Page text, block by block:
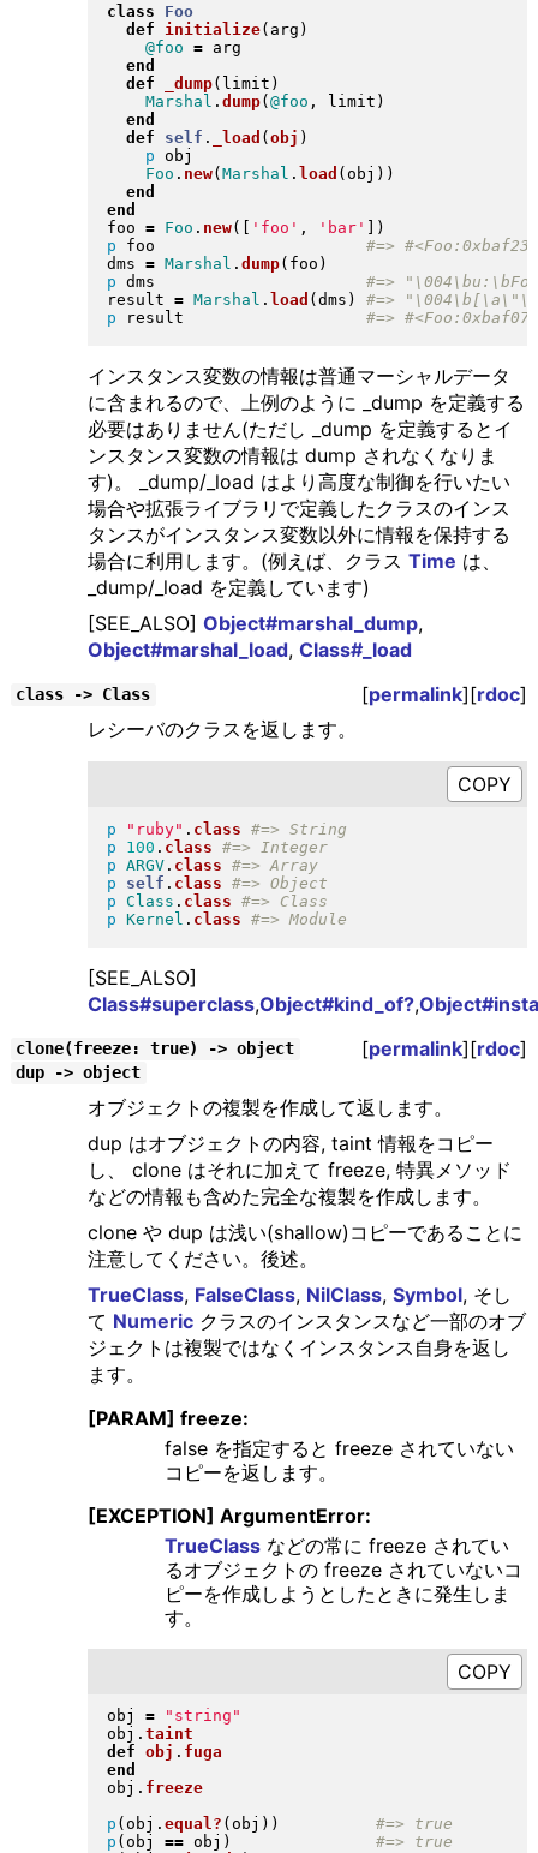
class
Foo
def
initialize( arg )
@foo = arg
end
def
_dump( limit )
Marshal . dump(@foo , limit )
end
def
self . _load (obj )
p obj
Foo . new(Marshal . load ( obj ) )
end
end
foo = Foo . new( [ 'foo' , 'bar' ] )
p foo
dms = Marshal . dump( foo )
p dms
result = Marshal . load (dms )
p result
インスタンス変数の情報は普通マーシャルデータ
に含まれるので、上例のように _dump を定義する
必要はありません(ただし _dump を定義するとイ
ンスタンス変数の情報は dump されなくなりま
す)。 _dump/_load はより高度な制御を行いたい
場合や拡張ライブラリで定義したクラスのインス
タンスがインスタンス変数以外に情報を保持する
場合に利用します。(例えば、クラス Time は、
_dump/_load を定義しています)
[SEE_ALSO] Object#marshal_dump,
Object#marshal_load, Class#_load
class -> Class [permalink][rdoc]
レシーバのクラスを返します。
p " ruby" . class
p
100 . class
#=> Integer
p ARGV. class
#=> Array
p
self . class
p Class . class
p Kernel . class
[SEE_ALSO]
Class#superclass,Object#kind_of?,
clone(freeze: true) -> object [permalink][rdoc]
dup -> object
オブジェクトの複製を作成して返します。
dup はオブジェクトの内容, taint 情報をコピー
し、 clone はそれに加えて freeze, 特異メソッド
などの情報も含めた完全な複製を作成します。
clone や dup は浅い(shallow)コピーであることに
注意してください。後述。
TrueClass, FalseClass, NilClass, Symbol, そし
て Numericクラスのインスタンスなど一部のオブ
ジェクトは複製ではなくインスタンス自身を返し
ます。
[PARAM] freeze:
false を指定すると freeze されていない
コピーを返します。
[EXCEPTION] ArgumentError:
TrueClassなどの常に freeze されてい
るオブジェクトの freeze されていないコ
ピーを作成しようとしたときに発生しま
す。
obj = " string "
obj . taint
def obj . fuga
end
obj . freeze
p ( obj . equal? ( obj ) )
p ( obj == obj )